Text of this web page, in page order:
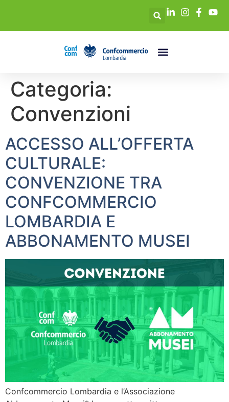
Categoria:
Convenzioni
ACCESSO ALL’OFFERTA
CULTURALE:
CONVENZIONE TRA
CONFCOMMERCIO
LOMBARDIA E
ABBONAMENTO MUSEI
Confcommercio Lombardia e l’Associazione